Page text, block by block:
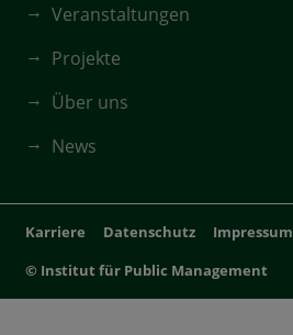
Veranstaltungen
Projekte
Über uns
News
Karriere Datenschutz
Impressum
© Institut für Public Management